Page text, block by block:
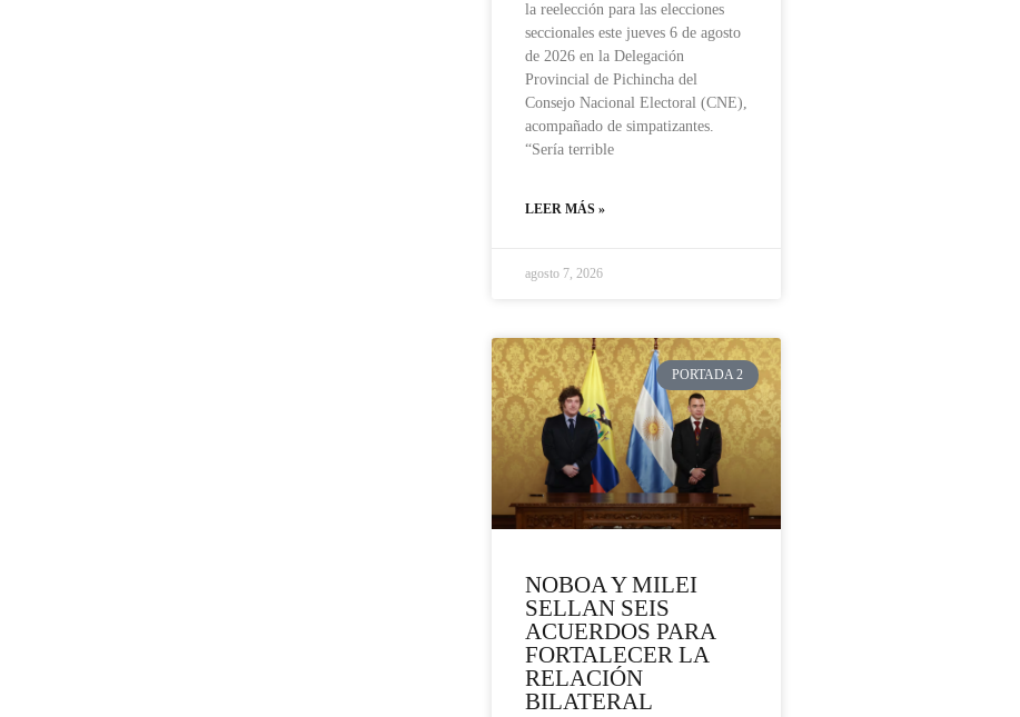
la reelección para las elecciones
seccionales este jueves 6 de agosto
de 2026 en la Delegación
Provincial de Pichincha del
Consejo Nacional Electoral (CNE),
acompañado de simpatizantes.
“Sería terrible
LEER MÁS »
agosto 7, 2026
PORTADA 2
NOBOA Y MILEI
SELLAN SEIS
ACUERDOS PARA
FORTALECER LA
RELACIÓN
BILATERAL